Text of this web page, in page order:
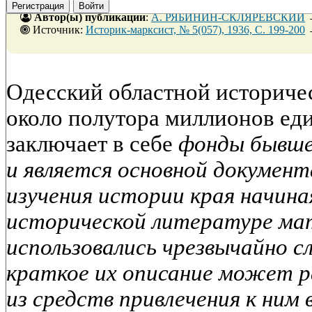
Регистрация Войти
Автор(ы) публикации:А. РЯБИНИН-СКЛЯРЕВСКИЙ
Источник: Историк-марксист, № 5(057), 1936, C. 199-200
Одесский областной
около полутора миллионов
заключает в себе фонды
и является основной
изучения истории края
исторической литературе
использовались чрезвычайно
краткое их описание может
из средств привлечения к ним